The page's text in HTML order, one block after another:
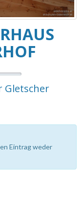
Gletscher
Eintrag weder